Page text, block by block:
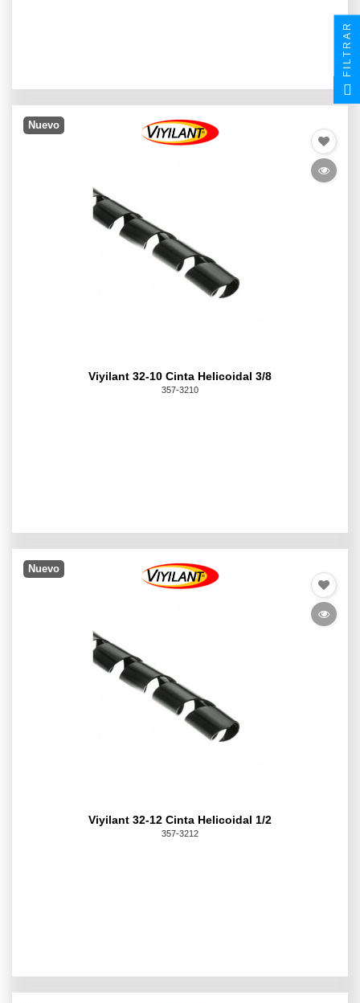
Nuevo
Viyilant 32-10 Cinta Helicoidal 3/8
357-3210
Nuevo
Viyilant 32-12 Cinta Helicoidal 1/2
357-3212
FILTRAR